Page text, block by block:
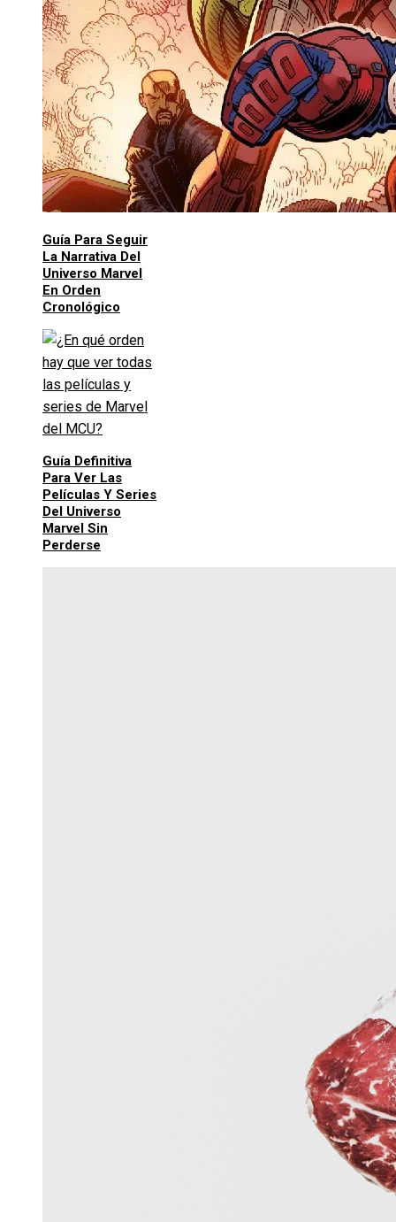
Guía Para Seguir
La Narrativa Del
Universo Marvel
En Orden
Cronológico
Guía Definitiva
Para Ver Las
Películas Y Series
Del Universo
Marvel Sin
Perderse